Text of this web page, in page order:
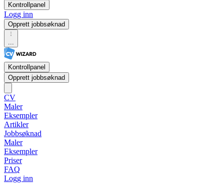
Kontrollpanel
Logg inn
Opprett jobbsøknad
...
Kontrollpanel
Opprett jobbsøknad
CV
Maler
Eksempler
Artikler
Jobbsøknad
Maler
Eksempler
Priser
FAQ
Logg inn